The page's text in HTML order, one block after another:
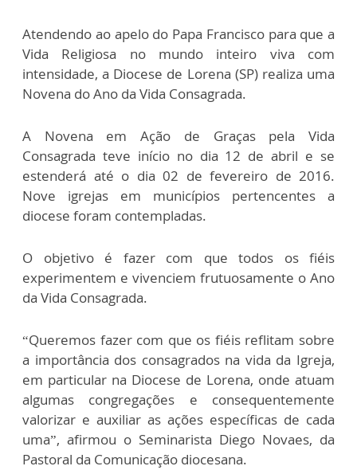
Atendendo ao apelo do Papa Francisco para que a
Vida Religiosa no mundo inteiro viva com
intensidade, a Diocese de Lorena (SP) realiza uma
Novena do Ano da Vida Consagrada.
A Novena em Ação de Graças pela Vida
Consagrada teve início no dia 12 de abril e se
estenderá até o dia 02 de fevereiro de 2016.
Nove igrejas em municípios pertencentes a
diocese foram contempladas.
O objetivo é fazer com que todos os fiéis
experimentem e vivenciem frutuosamente o Ano
da Vida Consagrada.
“Queremos fazer com que os fiéis reflitam sobre
a importância dos consagrados na vida da Igreja,
em particular na Diocese de Lorena, onde atuam
algumas congregações e consequentemente
valorizar e auxiliar as ações específicas de cada
uma”, afirmou o Seminarista Diego Novaes, da
Pastoral da Comunicação diocesana.